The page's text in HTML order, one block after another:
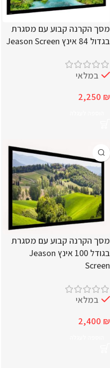
מסך הקרנה קבוע עם מסגרת
בגדול 84 אינץ Jeason Screen
במלאי
2,250 ₪
מסך הקרנה קבוע עם מסגרת
בגודל 100 אינץ Jeason
Screen
במלאי
2,400 ₪